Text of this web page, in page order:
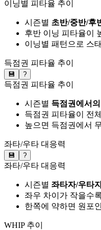
이닝별 피타율 추이
시즌별 초반/중반/후
후반 이닝 피타율이
이닝별 패턴으로 스
득점권 피타율 추이
💾 ?
득점권 피타율 추이
시즌별 득점권에서
득점권 피타율이 전
높으면 득점권에서
좌타/우타 대응력
💾 ?
좌타/우타 대응력
시즌별 좌타자/우타
좌우 차이가 작을수
한쪽에 약하면 원포
WHIP 추이